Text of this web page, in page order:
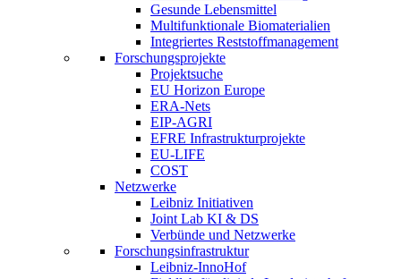
Gesunde Lebensmittel
Multifunktionale Biomaterialien
Integriertes Reststoffmanagement
Forschungsprojekte
Projektsuche
EU Horizon Europe
ERA-Nets
EIP-AGRI
EFRE Infrastrukturprojekte
EU-LIFE
COST
Netzwerke
Leibniz Initiativen
Joint Lab KI & DS
Verbünde und Netzwerke
Forschungsinfrastruktur
Leibniz-InnoHof